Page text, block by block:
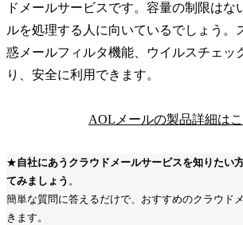
ドメールサービスです。容量の制限はな
ルを処理する人に向いているでしょう。
惑メールフィルタ機能、ウイルスチェッ
り、安全に利用できます。
AOLメールの製品詳細は
★自社にあうクラウドメールサービスを知りたい
てみましょう 。
簡単な質問に答えるだけで、おすすめのクラウド
きます。